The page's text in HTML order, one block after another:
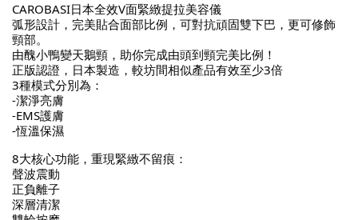
CAROBASI日本全效V面緊緻提拉美容儀
弧形設計，完美貼合面部比例，可對抗頑固雙下巴，更可修飾
頸部。
由醜小鴨變天鵝頸，助你完成由頭到頸完美比例！
正版認證，日本製造，較坊間相似產品有效至少3倍
3種模式分別為：
-潔淨亮膚
-EMS護膚
-恆溫保濕
8大核心功能，重現緊緻不留痕：
聲波震動
正負離子
深層清潔